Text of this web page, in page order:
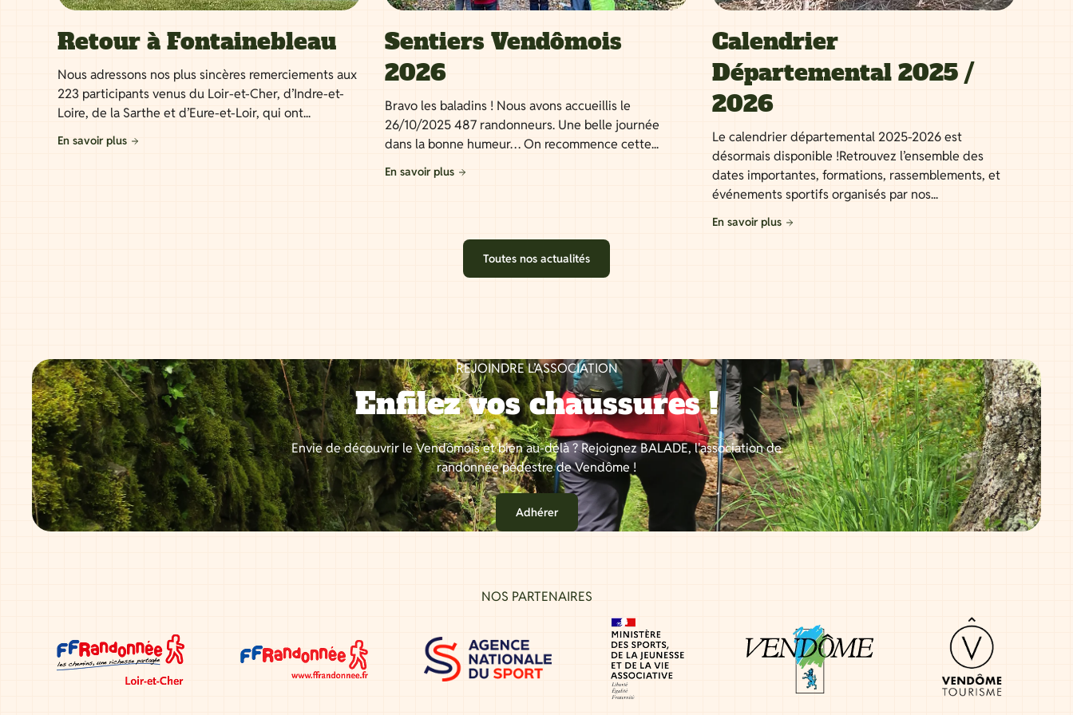
Retour à Fontainebleau
Nous adressons nos plus sincères remerciements aux
223 participants venus du Loir-et-Cher, d’Indre-et-
Loire, de la Sarthe et d’Eure-et-Loir, qui ont...
En savoir plus
Sentiers Vendômois
2026
Bravo les baladins ! Nous avons accueillis le
26/10/2025 487 randonneurs. Une belle journée
dans la bonne humeur… On recommence cette...
En savoir plus
Calendrier
Départemental 2025 /
2026
Le calendrier départemental 2025-2026 est
désormais disponible !Retrouvez l’ensemble des
dates importantes, formations, rassemblements, et
événements sportifs organisés par nos...
En savoir plus
Toutes nos actualités
REJOINDRE L’ASSOCIATION
Enfilez vos chaussures !
Envie de découvrir le Vendômois et bien au-delà ? Rejoignez BALADE, l'association de
randonnée pédestre de Vendôme !
Adhérer
NOS PARTENAIRES